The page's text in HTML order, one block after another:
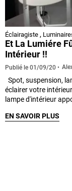
Éclairagiste ,
Et La Lumiére
Intérieur !!
Publié le 01/09/20
Spot, suspension,
éclairer votre
lampe d'intérieur
EN SAVOIR PLUS